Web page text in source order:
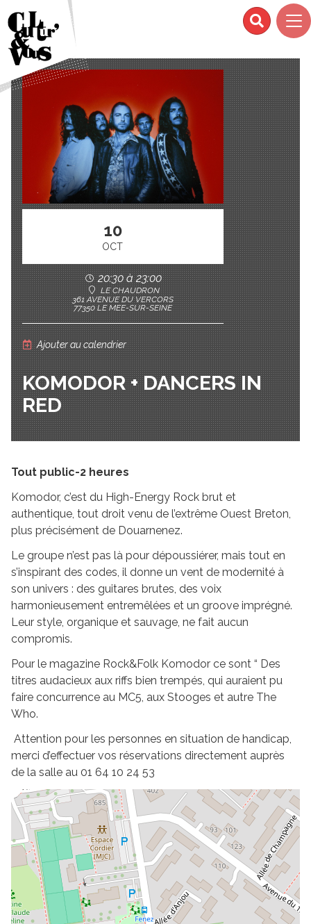
10
OCT
20:30 à 23:00
LE CHAUDRON
361 AVENUE DU VERCORS
77350 LE MEE-SUR-SEINE
Ajouter au calendrier
KOMODOR + DANCERS IN
RED
Tout public-2 heures
Komodor, c’est du High-Energy Rock brut et
authentique, tout droit venu de l’extrême Ouest Breton,
plus précisément de Douarnenez.
Le groupe n’est pas là pour dépoussiérer, mais tout en
s’inspirant des codes, il donne un vent de modernité à
son univers : des guitares brutes, des voix
harmonieusement entremêlées et un groove imprégné.
Leur style, organique et sauvage, ne fait aucun
compromis.
Pour le magazine Rock&Folk Komodor ce sont “ Des
titres audacieux aux riffs bien trempés, qui auraient pu
faire concurrence au MC5, aux Stooges et autre The
Who.
Attention pour les personnes en situation de handicap,
merci d’effectuer vos réservations directement auprès
de la salle au 01 64 10 24 53